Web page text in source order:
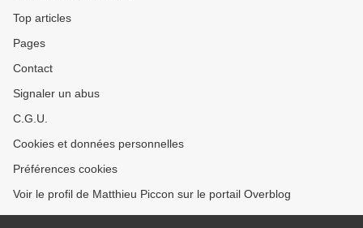
Top articles
Pages
Contact
Signaler un abus
C.G.U.
Cookies et données personnelles
Préférences cookies
Voir le profil de Matthieu Piccon sur le portail Overblog